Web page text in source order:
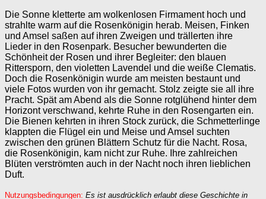
Die Sonne kletterte am wolkenlosen Firmament hoch und
strahlte warm auf die Rosenkönigin herab. Meisen, Finken
und Amsel saßen auf ihren Zweigen und trällerten ihre
Lieder in den Rosenpark. Besucher bewunderten die
Schönheit der Rosen und ihrer Begleiter: den blauen
Rittersporn, den violetten Lavendel und die weiße Clematis.
Doch die Rosenkönigin wurde am meisten bestaunt und
viele Fotos wurden von ihr gemacht. Stolz zeigte sie all ihre
Pracht. Spät am Abend als die Sonne rotglühend hinter dem
Horizont verschwand, kehrte Ruhe in den Rosengarten ein.
Die Bienen kehrten in ihren Stock zurück, die Schmetterlinge
klappten die Flügel ein und Meise und Amsel suchten
zwischen den grünen Blättern Schutz für die Nacht. Rosa,
die Rosenkönigin, kam nicht zur Ruhe. Ihre zahlreichen
Blüten verströmten auch in der Nacht noch ihren lieblichen
Duft.
Nutzungsbedingungen: Es ist ausdrücklich erlaubt diese Geschichte in